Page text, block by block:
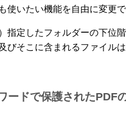
使いたい機能を自由に変更で
指定したフォルダーの下位
びそこに含まれるファイルは
ードで保護されたPDF